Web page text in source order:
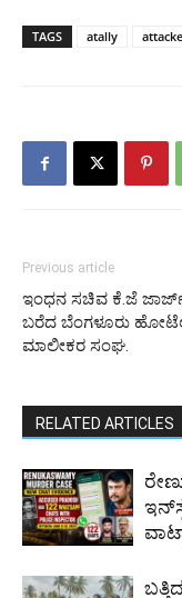
TAGS atally
Previous article
ಇಂಧನ ಸಚಿವ ಕೆ.ಜೆ ಜಾರ್ಜ್
ಬರೆದ ಬೆಂಗಳೂರು
ಮಾಲೀಕರ ಸಂಘ.
RELATED ARTICLES